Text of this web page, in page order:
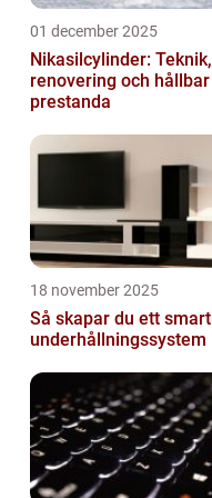
01 december 2025
Nikasilcylinder: Teknik,
renovering och hållbar
prestanda
18 november 2025
Så skapar du ett smart
underhållningssystem